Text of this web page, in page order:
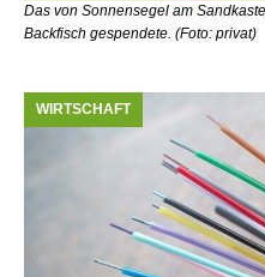
Das von Sonnensegel am
Backfisch gespendete. (Foto: privat)
WIRTSCHAFT